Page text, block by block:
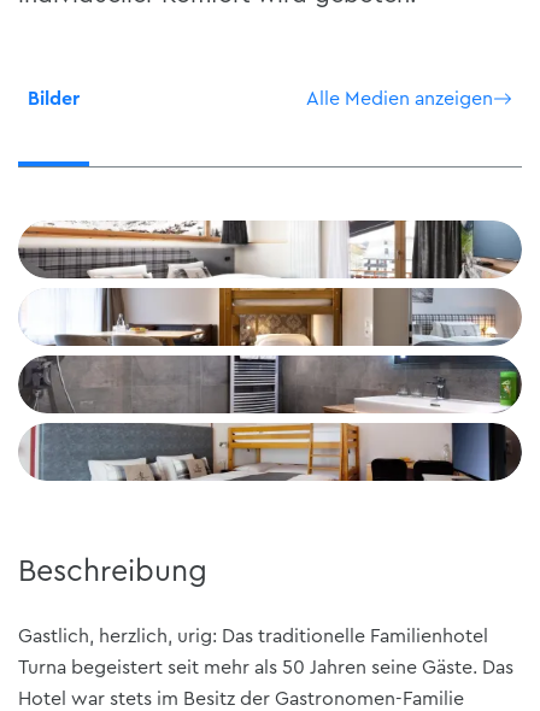
Bilder Alle Medien anzeigen
Beschreibung
Gastlich, herzlich, urig: Das traditionelle Familienhotel
Turna begeistert seit mehr als 50 Jahren seine Gäste. Das
Hotel war stets im Besitz der Gastronomen-Familie